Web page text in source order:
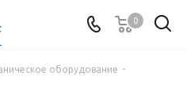
0
оборудование -